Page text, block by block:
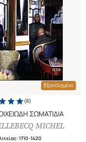
Εξαντλημένο
(8)
ΣΩΜΑΤΙΔΙΑ
MICHEL
:1710-1420